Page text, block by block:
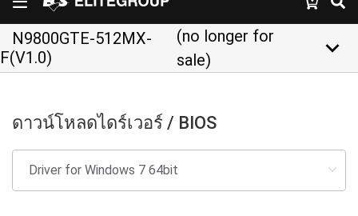
N9800GTE-512MX-
F(V1.0)
(no longer for
sale)
keyboard_arrow_down
ดาวน์โหลดไดร์เวอร์ / BIOS